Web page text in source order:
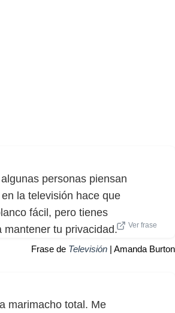
personas piensan
la televisión hace que
fácil, pero tienes
mantener tu privacidad.
Ver frase
Frase de Televisión | Amanda Burton
marimacho total. Me